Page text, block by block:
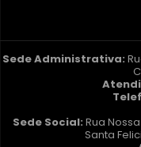
Sede Administrativa:
Sede Social: Rua
Santa